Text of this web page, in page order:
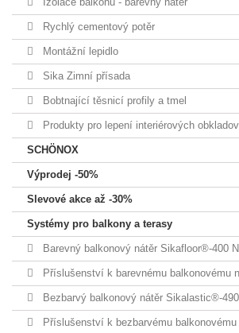
Rychlý cementový potěr
Montážní lepidlo
Sika Zimní přísada
Bobtnající těsnicí profily a tmel
Produkty pro lepení interiérových
SCHÖNOX
Výprodej -50%
Slevové akce až -30%
Systémy pro balkony a terasy
Barevný balkonový nátěr Sikafloor®-400
Příslušenství k barevnému balkonovému
Bezbarvý balkonový nátěr Sikalastic®-
Příslušenství k bezbarvému balkonovému